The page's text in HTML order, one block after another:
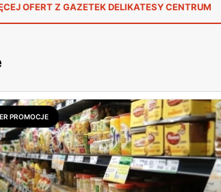
OFERT Z GAZETEK DELIKATESY CENTRUM
PROMOCJE